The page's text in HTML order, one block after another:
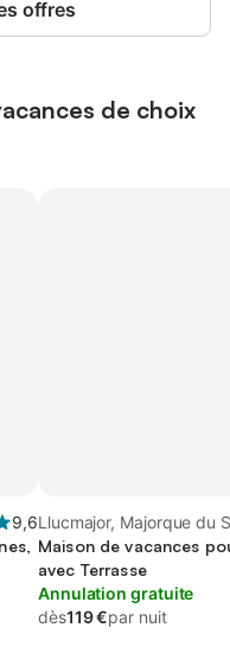
offres
de choix
9,6Llucmajor, Majorque du
Maison de vacances
avec Terrasse
Annulation gratuite
dès119 €par nuit